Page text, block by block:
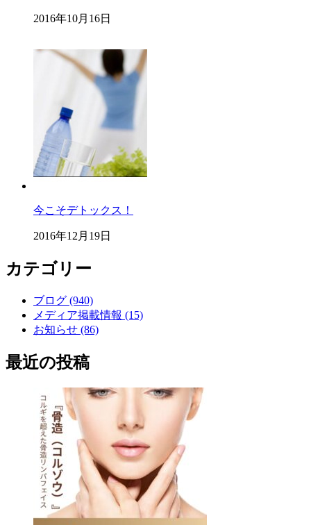
2016年10月16日
今こそデトックス！
2016年12月19日
カテゴリー
ブログ (940)
メディア掲載情報 (15)
お知らせ (86)
最近の投稿